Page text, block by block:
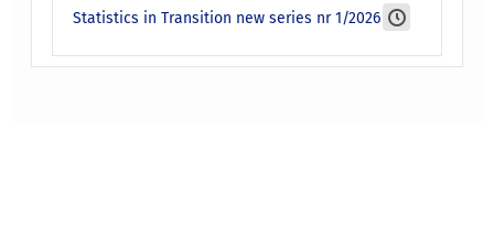
Statistics in Transition new series nr 1/2026